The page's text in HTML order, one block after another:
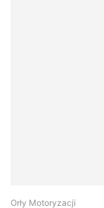
Orły Motoryzacji